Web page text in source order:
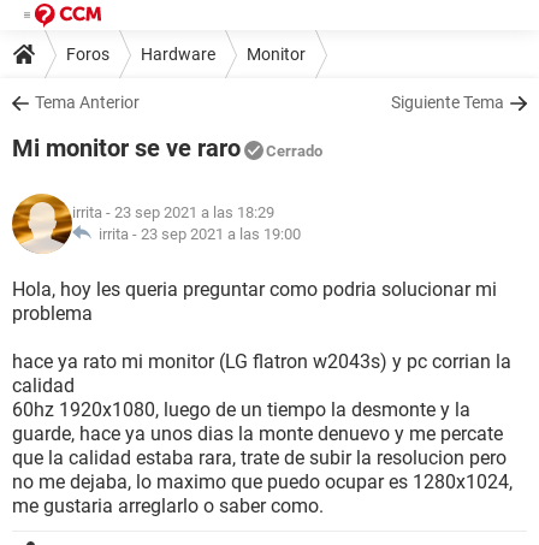
Foros Hardware Monitor
Tema Anterior Siguiente Tema
Mi monitor se ve raro Cerrado
irrita - 23 sep 2021 a las 18:29
irrita - 23 sep 2021 a las 19:00
Hola, hoy les queria preguntar como podria solucionar mi
problema
hace ya rato mi monitor (LG flatron w2043s) y pc corrian la
calidad
60hz 1920x1080, luego de un tiempo la desmonte y la
guarde, hace ya unos dias la monte denuevo y me percate
que la calidad estaba rara, trate de subir la resolucion pero
no me dejaba, lo maximo que puedo ocupar es 1280x1024,
me gustaria arreglarlo o saber como.